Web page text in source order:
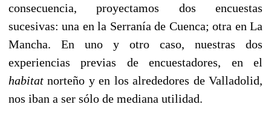
consecuencia, proyectamos dos en­cuestas
sucesivas: una en la Serranía de Cuenca; otra en La
Mancha. En uno y otro caso, nues­tras dos
experiencias previas de encuestadores, en el
habitatnorteño y en los alrededores de Valladolid,
nos iban a ser sólo de mediana utilidad.